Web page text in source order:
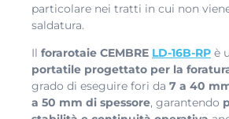
particolare nei tratti in cui non
saldatura.
Il forarotaie CEMBRE LD‑16B‑RP è
portatile progettato per la
grado di eseguire fori da 7 a 40
a 50 mm di spessore, garantendo